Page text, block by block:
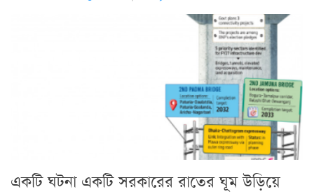
একটি ঘটনা একটি সরকারের রাতের ঘূম উড়িয়ে